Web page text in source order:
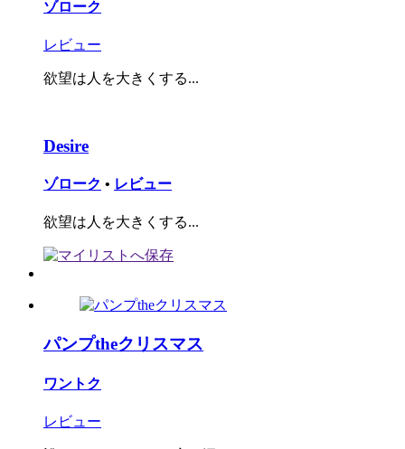
ゾローク
レビュー
欲望は人を大きくする...
Desire
ゾローク • レビュー
欲望は人を大きくする...
パンプtheクリスマス
ワントク
レビュー